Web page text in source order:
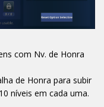
com Nv. de Honra
de Honra para subir
níveis em cada uma.